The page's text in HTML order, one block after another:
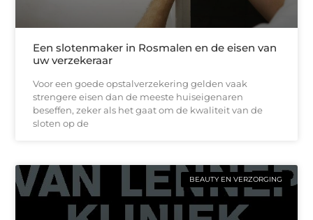
Een slotenmaker in Rosmalen en de eisen van
uw verzekeraar
Voor een goede opstalverzekering gelden vaak
strengere eisen dan de meeste huiseigenaren
beseffen, zeker als het gaat om de kwaliteit van de
sloten op de
BEAUTY EN VERZORGING